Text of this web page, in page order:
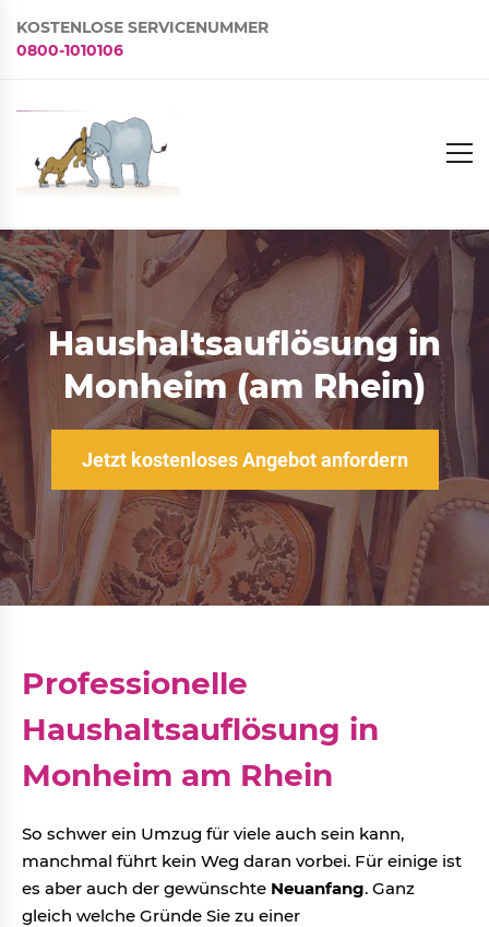
KOSTENLOSE SERVICENUMMER
0800-1010106
Haushaltsauflösung in
Monheim (am Rhein)
Jetzt kostenloses Angebot anfordern
Professionelle
Haushaltsauflösung in
Monheim am Rhein
So schwer ein Umzug für viele auch sein kann,
manchmal führt kein Weg daran vorbei. Für einige ist
es aber auch der gewünschte Neuanfang. Ganz
gleich welche Gründe Sie zu einer